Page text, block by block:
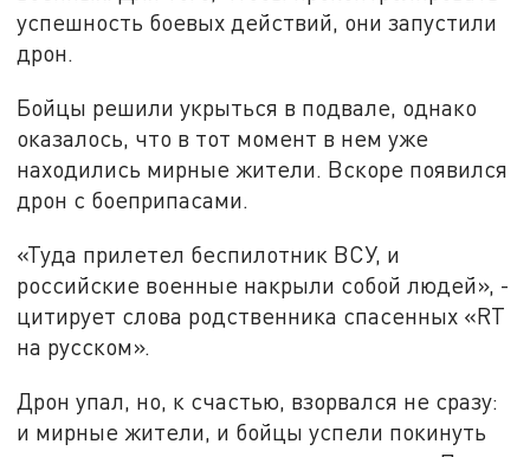
успешность боевых действий, они запустили
дрон.
Бойцы решили укрыться в подвале, однако
оказалось, что в тот момент в нем уже
находились мирные жители. Вскоре появился
дрон с боеприпасами.
«Туда прилетел беспилотник ВСУ, и
российские военные накрыли собой людей», -
цитирует слова родственника спасенных «RT
на русском».
Дрон упал, но, к счастью, взорвался не сразу:
и мирные жители, и бойцы успели покинуть